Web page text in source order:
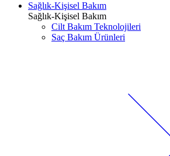
Sağlık-Kişisel Bakım
Sağlık-Kişisel Bakım
Cilt Bakım Teknolojileri
Saç Bakım Ürünleri